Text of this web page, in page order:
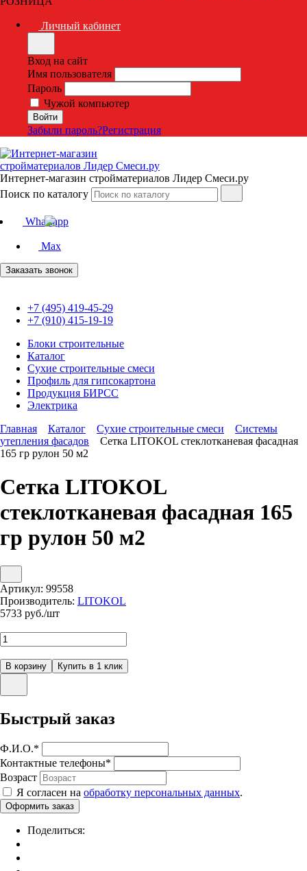
Личный кабинет
Вход на сайт
Имя пользователя
Пароль
Чужой компьютер
Забыли пароль?Регистрация
Интернет-магазин стройматериалов Лидер Смеси.ру
Поиск по каталогу
Whatsapp
Max
Заказать звонок
+7 (495) 419-45-29
+7 (910) 415-19-19
Блоки строительные
Каталог
Сухие строительные смеси
Профиль для гипсокартона
Продукция БИРСС
Электрика
Главная
Каталог Сухие строительные смеси
Системы
утепления фасадов
Сетка LITOKOL стеклотканевая фасадная
165 гр рулон 50 м2
Сетка LITOKOL
стеклотканевая фасадная 165
гр рулон 50 м2
Артикул: 99558
Производитель: LITOKOL
5733 руб./шт
Быстрый заказ
Ф.И.О.*
Контактные телефоны*
Возраст
Я согласен на обработку персональных данных.
Поделиться: